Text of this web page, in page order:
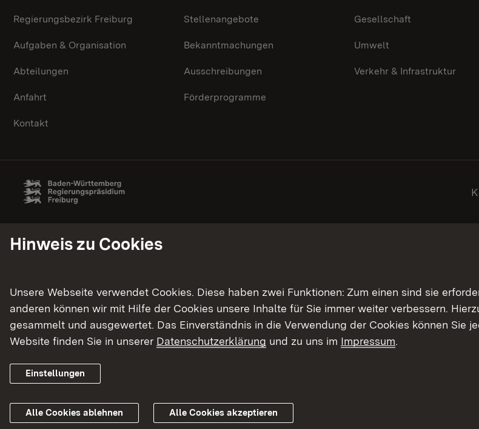
Regierungsbezirk Freiburg
Aufgaben & Organisation
Abteilungen
Anfahrt
Kontakt
Stellenangebote
Bekanntmachungen
Ausschreibungen
Förderprogramme
Gesellschaft
Umwelt
Verkehr & Infrastruktur
Hinweis zu Cookies
Unsere Webseite verwendet Cookies. Diese haben zwei Funktionen: Zum einen sind sie
anderen können wir mit Hilfe der Cookies unsere Inhalte für Sie immer weiter verbessern.
gesammelt und ausgewertet. Das Einverständnis in die Verwendung der Cookies können Sie
Website finden Sie in unserer Datenschutzerklärung und zu uns im Impressum.
Einstellungen
Alle Cookies ablehnen Alle Cookies akzeptieren